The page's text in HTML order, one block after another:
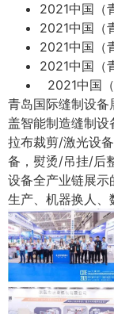
2021中国（
2021中国（
2021中国（
2021中国（
2021中国
青岛国际缝制设备
盖智能制造缝制
拉布裁剪/激光设
备，熨烫/吊挂/后
设备全产业链展
生产、机器换人、